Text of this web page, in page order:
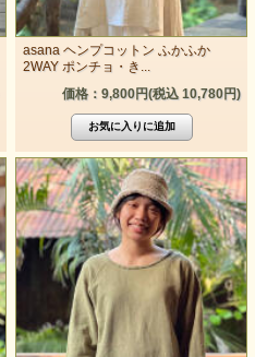
asana ヘンプコットン ふかふか
2WAY ポンチョ・き...
価格：9,800円(税込 10,780円)